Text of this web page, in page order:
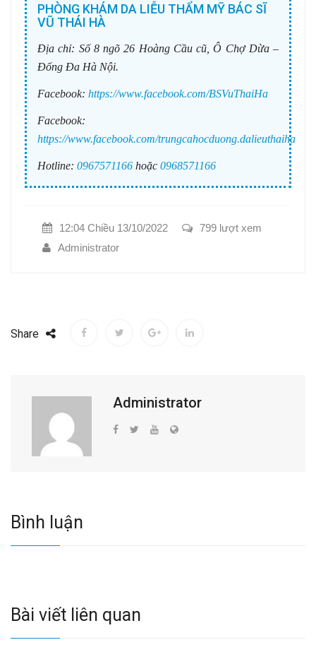
PHÒNG KHÁM DA LIỄU THẨM MỸ BÁC SĨ
VŨ THÁI HÀ
Địa chỉ: Số 8 ngõ 26 Hoàng Cầu cũ, Ô Chợ Dừa –
Đống Đa Hà Nội.
Facebook: https://www.facebook.com/BSVuThaiHa
Facebook:
https://www.facebook.com/trungcahocduong.dalieuthaiha
Hotline: 0967571166 hoặc 0968571166
12:04 Chiều 13/10/2022
799 lượt xem
Administrator
Share
Administrator
Bình luận
Bài viết liên quan